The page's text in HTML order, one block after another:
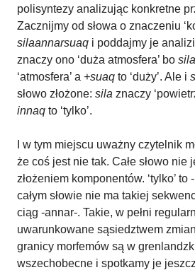
polisyntezy analizując konkretne
Zacznijmy od słowa o znaczeniu
silaannarsuaq i poddajmy je
znaczy ono ‘duża atmosfera’ bo
‘atmosfera’ a +suaq to ‘duży’. Ale i
słowo złożone: sila znaczy
innaq to ‘tylko’.
I w tym miejscu uważny czytelnik
że coś jest nie tak. Całe słowo nie
złożeniem komponentów. ‘tylko’ to
całym słowie nie ma takiej
ciąg -annar-. Takie, w pełni
uwarunkowane sąsiedztwem
granicy morfemów są w
wszechobecne i spotkamy je